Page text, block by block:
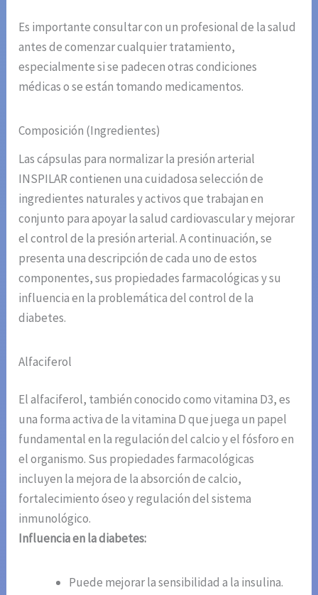
Es importante consultar con un profesional de la salud
antes de comenzar cualquier tratamiento,
especialmente si se padecen otras condiciones
médicas o se están tomando medicamentos.
Composición (Ingredientes)
Las cápsulas para normalizar la presión arterial
INSPILAR contienen una cuidadosa selección de
ingredientes naturales y activos que trabajan en
conjunto para apoyar la salud cardiovascular y mejorar
el control de la presión arterial. A continuación, se
presenta una descripción de cada uno de estos
componentes, sus propiedades farmacológicas y su
influencia en la problemática del control de la
diabetes.
Alfaciferol
El alfaciferol, también conocido como vitamina D3, es
una forma activa de la vitamina D que juega un papel
fundamental en la regulación del calcio y el fósforo en
el organismo. Sus propiedades farmacológicas
incluyen la mejora de la absorción de calcio,
fortalecimiento óseo y regulación del sistema
inmunológico.
Influencia en la diabetes:
Puede mejorar la sensibilidad a la insulina.